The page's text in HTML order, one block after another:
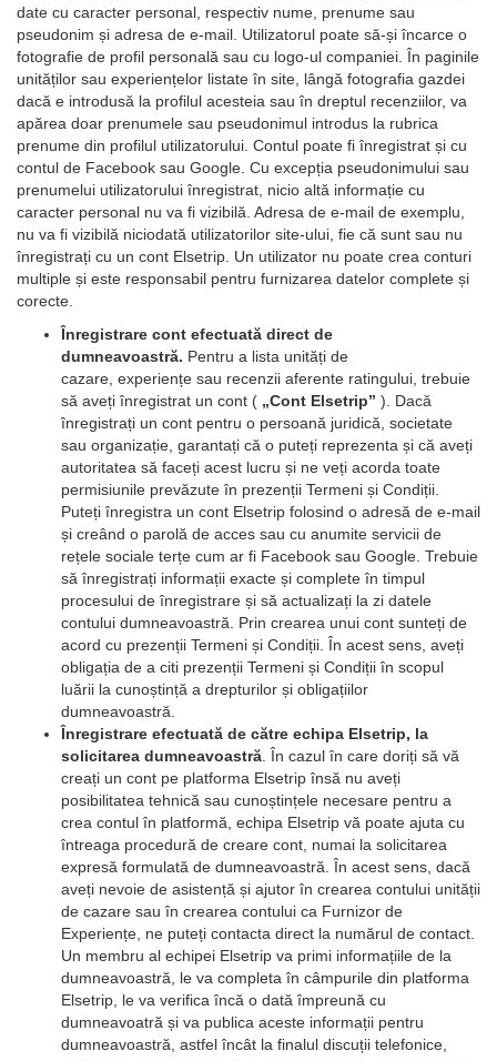
date cu caracter personal, respectiv nume, prenume sau
pseudonim și adresa de e-mail. Utilizatorul poate să-și încarce o
fotografie de profil personală sau cu logo-ul companiei. În paginile
unităților sau experiențelor listate în site, lângă fotografia gazdei
dacă e introdusă la profilul acesteia sau în dreptul recenziilor, va
apărea doar prenumele sau pseudonimul introdus la rubrica
prenume din profilul utilizatorului. Contul poate fi înregistrat și cu
contul de Facebook sau Google. Cu excepția pseudonimului sau
prenumelui utilizatorului înregistrat, nicio altă informație cu
caracter personal nu va fi vizibilă. Adresa de e-mail de exemplu,
nu va fi vizibilă niciodată utilizatorilor site-ului, fie că sunt sau nu
înregistrați cu un cont Elsetrip. Un utilizator nu poate crea conturi
multiple și este responsabil pentru furnizarea datelor complete și
corecte.
Înregistrare cont efectuată direct de
dumneavoastră. Pentru a lista unități de
cazare, experiențe sau recenzii aferente ratingului, trebuie
să aveți înregistrat un cont ( „Cont Elsetrip” ). Dacă
înregistrați un cont pentru o persoană juridică, societate
sau organizație, garantați că o puteți reprezenta și că aveți
autoritatea să faceți acest lucru și ne veți acorda toate
permisiunile prevăzute în prezenții Termeni și Condiții.
Puteți înregistra un cont Elsetrip folosind o adresă de e-mail
și creând o parolă de acces sau cu anumite servicii de
rețele sociale terțe cum ar fi Facebook sau Google. Trebuie
să înregistrați informații exacte și complete în timpul
procesului de înregistrare și să actualizați la zi datele
contului dumneavoastră. Prin crearea unui cont sunteți de
acord cu prezenții Termeni și Condiții. În acest sens, aveți
obligația de a citi prezenții Termeni și Condiții în scopul
luării la cunoștință a drepturilor și obligațiilor
dumneavoastră.
Înregistrare efectuată de către echipa Elsetrip, la
solicitarea dumneavoastră . În cazul în care doriți să vă
creați un cont pe platforma Elsetrip însă nu aveți
posibilitatea tehnică sau cunoștințele necesare pentru a
crea contul în platformă, echipa Elsetrip vă poate ajuta cu
întreaga procedură de creare cont, numai la solicitarea
expresă formulată de dumneavoastră. În acest sens, dacă
aveți nevoie de asistență și ajutor în crearea contului unității
de cazare sau în crearea contului ca Furnizor de
Experiențe, ne puteți contacta direct la numărul de contact.
Un membru al echipei Elsetrip va primi informațiile de la
dumneavoastră, le va completa în câmpurile din platforma
Elsetrip, le va verifica încă o dată împreună cu
dumneavoatră și va publica aceste informații pentru
dumneavoastră, astfel încât la finalul discuții telefonice,